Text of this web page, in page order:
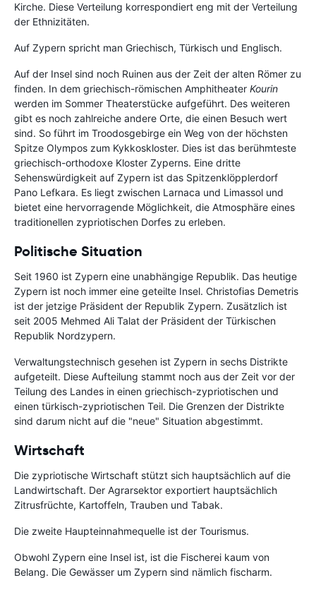
Kirche. Diese Verteilung korrespondiert eng mit der Verteilung
der Ethnizitäten.
Auf Zypern spricht man Griechisch, Türkisch und Englisch.
Auf der Insel sind noch Ruinen aus der Zeit der alten Römer zu
finden. In dem griechisch-römischen Amphitheater Kourin
werden im Sommer Theaterstücke aufgeführt. Des weiteren
gibt es noch zahlreiche andere Orte, die einen Besuch wert
sind. So führt im Troodosgebirge ein Weg von der höchsten
Spitze Olympos zum Kykkoskloster. Dies ist das berühmteste
griechisch-orthodoxe Kloster Zyperns. Eine dritte
Sehenswürdigkeit auf Zypern ist das Spitzenklöpplerdorf
Pano Lefkara. Es liegt zwischen Larnaca und Limassol und
bietet eine hervorragende Möglichkeit, die Atmosphäre eines
traditionellen zypriotischen Dorfes zu erleben.
Politische Situation
Seit 1960 ist Zypern eine unabhängige Republik. Das heutige
Zypern ist noch immer eine geteilte Insel. Christofias Demetris
ist der jetzige Präsident der Republik Zypern. Zusätzlich ist
seit 2005 Mehmed Ali Talat der Präsident der Türkischen
Republik Nordzypern.
Verwaltungstechnisch gesehen ist Zypern in sechs Distrikte
aufgeteilt. Diese Aufteilung stammt noch aus der Zeit vor der
Teilung des Landes in einen griechisch-zypriotischen und
einen türkisch-zypriotischen Teil. Die Grenzen der Distrikte
sind darum nicht auf die "neue" Situation abgestimmt.
Wirtschaft
Die zypriotische Wirtschaft stützt sich hauptsächlich auf die
Landwirtschaft. Der Agrarsektor exportiert hauptsächlich
Zitrusfrüchte, Kartoffeln, Trauben und Tabak.
Die zweite Haupteinnahmequelle ist der Tourismus.
Obwohl Zypern eine Insel ist, ist die Fischerei kaum von
Belang. Die Gewässer um Zypern sind nämlich fischarm.